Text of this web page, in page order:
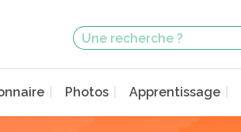
Photos Apprentissage